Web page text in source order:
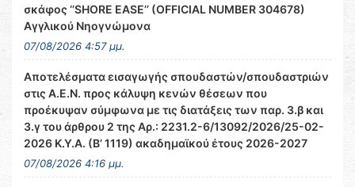
σκάφος ‘’SHORE EASE’’ (OFFICIAL NUMBER 304678)
Αγγλικού Νηογνώμονα
07/08/2026 4:57 μμ.
Αποτελέσματα εισαγωγής σπουδαστών/σπουδαστριών
στις Α.Ε.Ν. προς κάλυψη κενών θέσεων που
προέκυψαν σύμφωνα με τις διατάξεις των παρ. 3.β και
3.γ του άρθρου 2 της Αρ.: 2231.2-6/13092/2026/25-02-
2026 Κ.Υ.Α. (Β’ 1119) ακαδημαϊκού έτους 2026-2027
07/08/2026 4:16 μμ.